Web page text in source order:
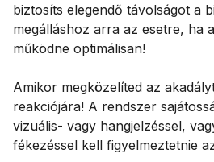
biztosíts elegendő távolságot a
megálláshoz arra az esetre, ha
működne optimálisan!
Amikor megközelíted az
reakciójára! A rendszer
vizuális- vagy hangjelzéssel,
fékezéssel kell figyelmeztetnie